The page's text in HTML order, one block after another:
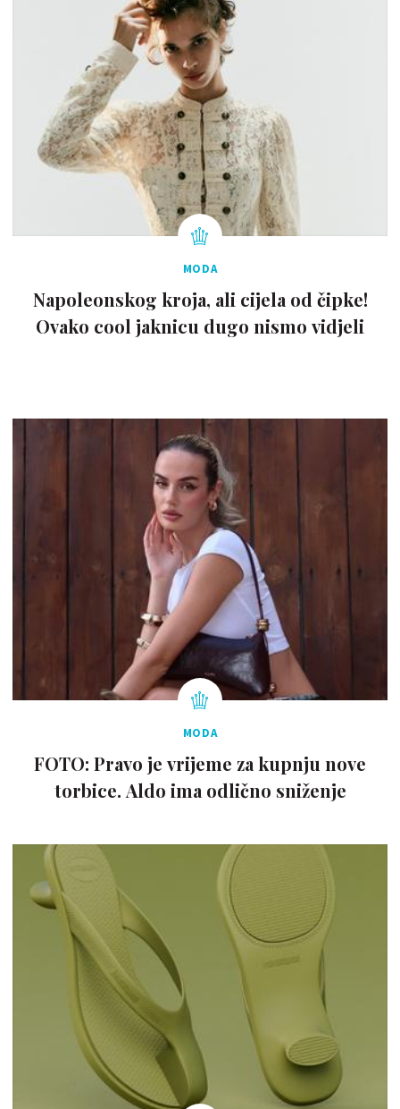
MODA
Napoleonskog kroja, ali cijela od čipke!
Ovako cool jaknicu dugo nismo vidjeli
MODA
FOTO: Pravo je vrijeme za kupnju nove
torbice. Aldo ima odlično sniženje